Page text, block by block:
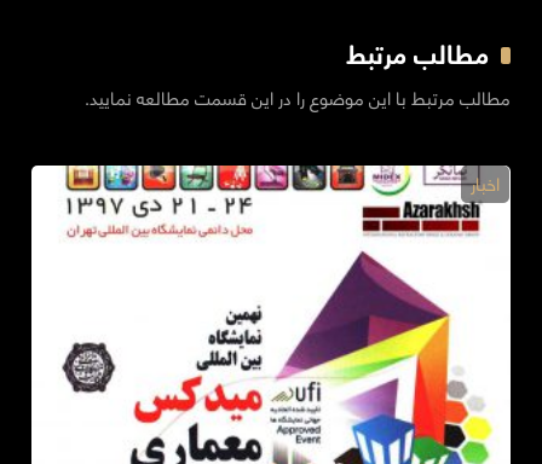
مطالب مرتبط
مطالب مرتبط با این موضوع را در این قسمت مطالعه نمایید.
اخبار